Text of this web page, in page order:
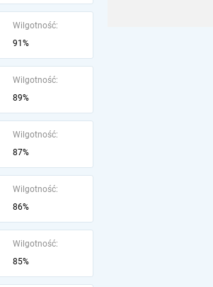
Wilgotność:
91%
Wilgotność:
89%
Wilgotność:
87%
Wilgotność:
86%
Wilgotność:
85%